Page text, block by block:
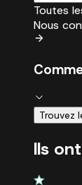
Toutes
Nous
Trouvez
Ils